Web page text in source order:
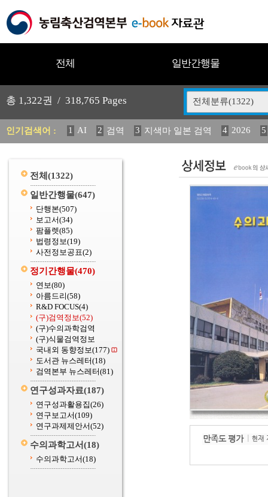
전체 일반간행물
총 1,322권 / 318,765 Pages 전체분류(1322)
인기검색어 : 1 AI 2 검역 3 지색마 일본 검역 4 2026
5
11 2025 12 중독성 식물 도감 13 媛 異 14
전체 (1322)
일반간행물(647)
단행본(507)
보고서(34)
팜플렛(85)
법령정보(19)
사전정보공표(2)
정기간행물(470)
연보(80)
아름드리(58)
R&D FOCUS(4)
(구)검역정보(52)
(구)수의과학검역
(구)식물검역정보
국내외 동향정보(177)
도서관 뉴스레터(18)
검역본부 뉴스레터(81)
연구성과자료(187)
연구성과활용집(26)
연구보고서(109)
연구과제제안서(52)
수의과학고서(18)
수의과학고서(18)